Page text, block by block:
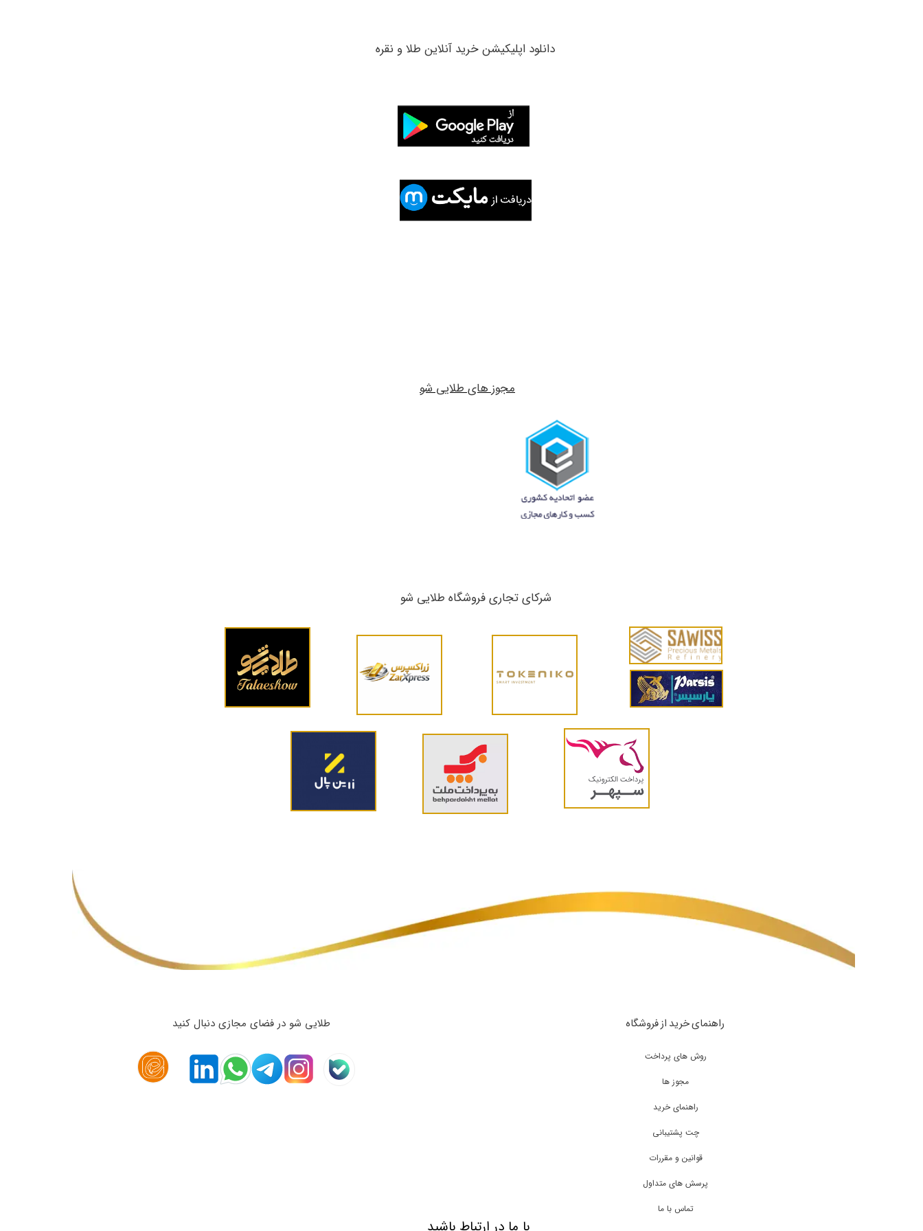
روش های پرداخت
مجوز ها
راهنمای خرید
چت پشتیبانی
قوانین و مقررات
پرسش های متداول
تماس با ما
راهنمای خرید از فروشگاه
شرکای تجاری ​​​​​​​فروشگاه طلایی شو
​دانلود اپلیکیشن خرید آنلاین طلا و نقره
مجوز های طلایی شو
طلایی شو در فضای مجازی دنبال کنید